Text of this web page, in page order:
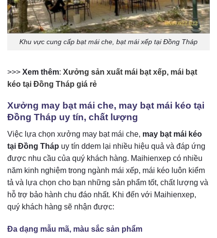
Khu vực cung cấp bạt mái che, bạt mái xếp tại Đồng Tháp
>>> Xem thêm: Xưởng sản xuất mái bạt xếp, mái bạt
kéo tại Đồng Tháp giá rẻ
Xưởng may bạt mái che, may bạt mái kéo tại
Đồng Tháp uy tín, chất lượng
Việc lựa chọn xưởng may bạt mái che, may bạt mái kéo
tại Đồng Tháp uy tín ddem lại nhiều hiệu quả và đáp ứng
được nhu cầu của quý khách hàng. Maihienxep có nhiều
năm kinh nghiệm trong ngành mái xếp, mái kéo luôn kiểm
tả và lựa chọn cho bạn những sản phẩm tốt, chất lượng và
hỗ trợ bảo hành chu đáo nhất. Khi đến với Maihienxep,
quý khách hàng sẽ nhận được:
Đa dạng mẫu mã, màu sắc sản phẩm